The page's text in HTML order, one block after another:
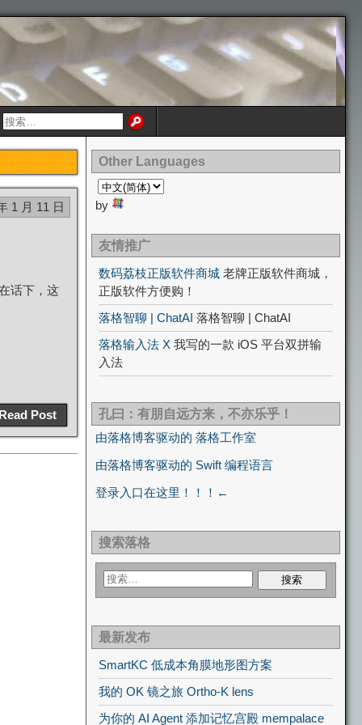
1 月 11 日
话下，这
Post
Other Languages
by
友情推广
数码荔枝正版软件商城 老牌正版软件商城，
正版软件方便购！
落格智聊 | ChatAI 落格智聊 | ChatAI
落格输入法 X 我写的一款 iOS 平台双拼输
入法
孔曰：有朋自远方来，不亦乐乎！
由落格博客驱动的 落格工作室
由落格博客驱动的 Swift 编程语言
登录入口在这里！！！←
搜索落格
最新发布
SmartKC 低成本角膜地形图方案
我的 OK 镜之旅 Ortho-K lens
为你的 AI Agent 添加记忆宫殿 mempalace